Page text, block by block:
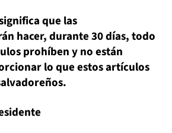
que las
hacer, durante 30 días, todo
prohíben y no están
lo que estos artículos